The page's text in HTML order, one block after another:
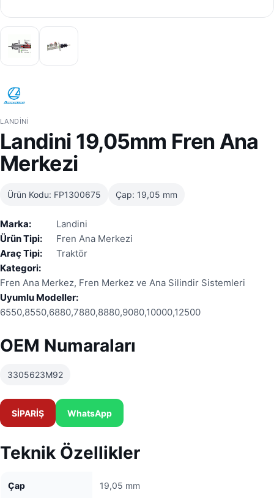
LANDINI
Landini 19,05mm Fren Ana
Merkezi
Ürün Kodu: FP1300675 Çap: 19,05 mm
Marka:
Landini
Ürün Tipi:
Fren Ana Merkezi
Araç Tipi:
Traktör
Kategori:
Fren Ana Merkez, Fren Merkez ve Ana Silindir Sistemleri
Uyumlu Modeller:
6550,8550,6880,7880,8880,9080,10000,12500
OEM Numaraları
3305623M92
SİPARİŞ WhatsApp
Teknik Özellikler
Çap 19,05 mm